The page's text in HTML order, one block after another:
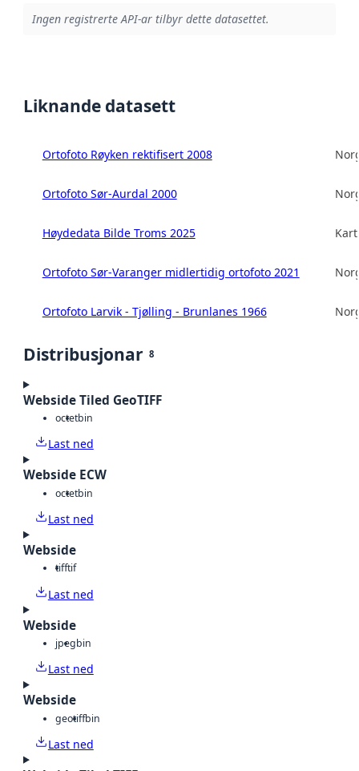
Ingen registrerte API-ar tilbyr dette datasettet.
Liknande datasett
Ortofoto Røyken rektifisert 2008
Ortofoto Sør-Aurdal 2000
Høydedata Bilde Troms 2025
Ortofoto Sør-Varanger midlertidig ortofoto 2021
Ortofoto Larvik - Tjølling - Brunlanes 1966
Distribusjonar 8
Webside Tiled GeoTIFF
octetbin
Last ned
Webside ECW
octetbin
Last ned
Webside
tifftif
Last ned
Webside
jpegbin
Last ned
Webside
geotiffbin
Last ned